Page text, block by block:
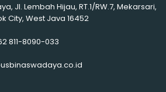
Jl. Lembah Hijau, RT.1/RW.7, Mekarsari,
City, West Java 16452
811-8090-033